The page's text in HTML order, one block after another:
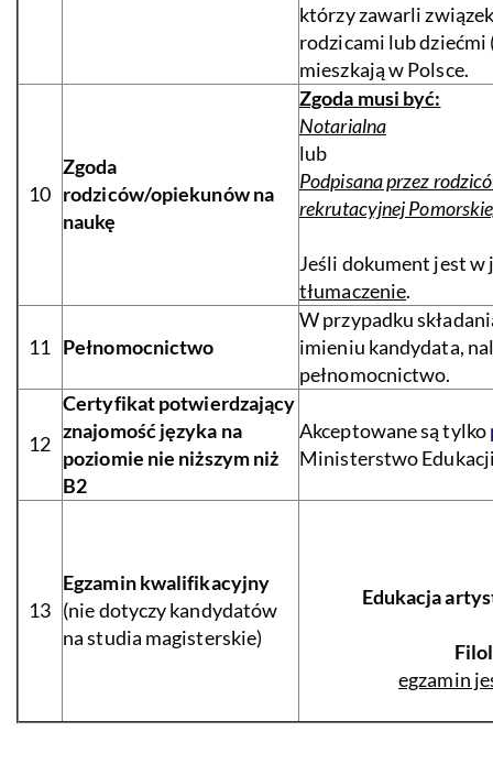
którzy zawarli
rodzicami lub
mieszkają w Polsce.
10
Zgoda
rodziców/opiekunów na
naukę
Zgoda musi być:
Notarialna
lub
Podpisana przez
rekrutacyjnej
Jeśli dokument jest w
tłumaczenie.
11 Pełnomocnictwo
W przypadku
imieniu kandydata,
pełnomocnictwo.
12
Certyfikat potwierdzający
znajomość języka na
poziomie nie niższym niż
B2
Akceptowane są tylko
Ministerstwo
13
Egzamin kwalifikacyjny
(nie dotyczy kandydatów
na studia magisterskie)
Edukacja
egzamin